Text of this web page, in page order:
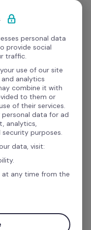
Empieza gratis
del
nuestra
office, ¡GRATIS!
personal data
provide social
traffic.
use of our site
analytics
combine it with
to them or
of their services.
personal data for ad
analytics,
purposes.
data, visit:
at any time from the